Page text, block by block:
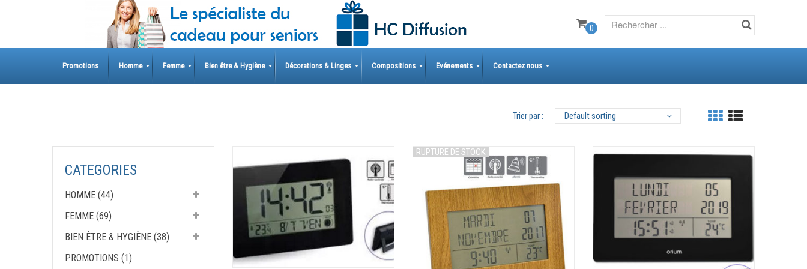
0
Promotions Homme Femme Bien être & Hygiène Décorations & Linges Compositions Evénements Contactez nous
CATEGORIES
HOMME (44)
FEMME (69)
BIEN ÊTRE & HYGIÈNE (38)
PROMOTIONS (1)
Trier par : Default sorting
RUPTURE DE STOCK